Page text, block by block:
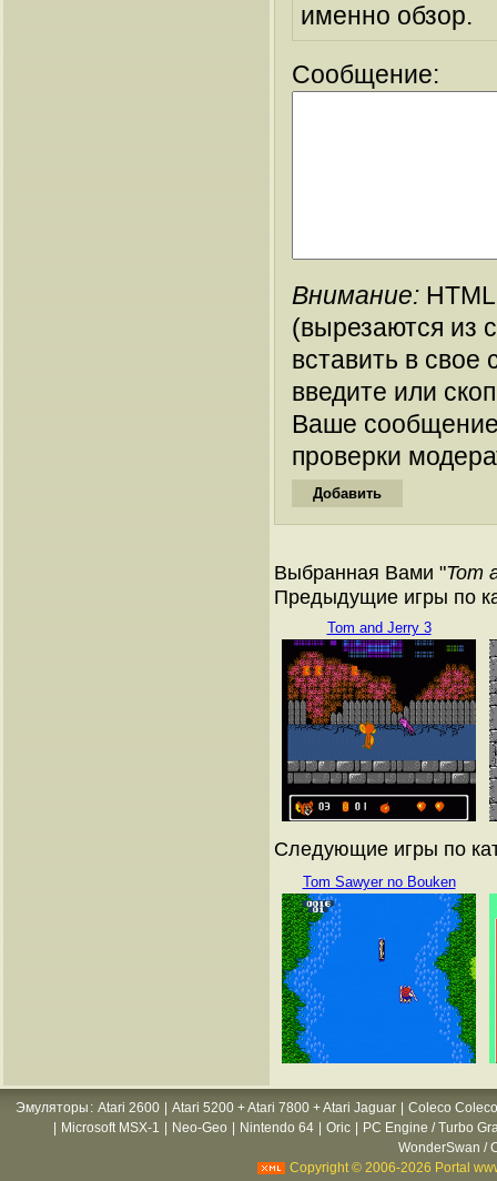
именно обзор.
Сообщение:
Внимание:
(вырезаются из
вставить в
введите или
Ваше
проверки
Выбранная Вами "Tom
Предыдущие игры по
Tom and Jerry 3
Следующие игры по
Tom Sawyer no Bouken
Эмуляторы : Atari 2600 Atari 5200 + Atari 7800 + Atari Jaguar
Coleco
Microsoft MSX-1 Neo-Geo Nintendo 64 Oric
PC Engine / Turbo
WonderSwan /
Copyright © 2006-2026 Portal